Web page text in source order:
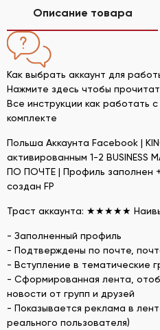
Описание товара
Как выбрать аккаунт для
Нажмите здесь чтобы
Все инструкции как работать
комплекте
Польша Аккаунта Facebook |
активированным 1-2 BUSINESS
ПО ПОЧТЕ | Профиль заполнен
создан FP
Траст аккаунта: ★★★★★
- Заполненный профиль
- Подтверждены по почте,
- Вступление в тематические
- Сформированная лента,
новости от групп и друзей
- Показывается реклама в
реального пользователя)